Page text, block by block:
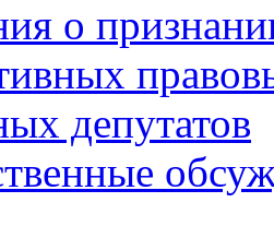
о
депутатов